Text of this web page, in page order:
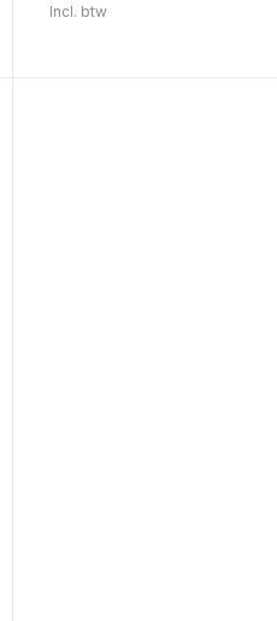
Incl. btw